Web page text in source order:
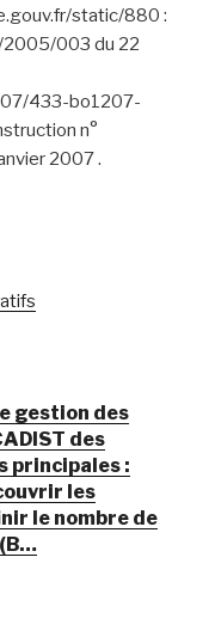
static/880 :
2005/003 du 22
433-bo1207-
n°
2007 .
gestion des
des
principales :
les
le nombre de